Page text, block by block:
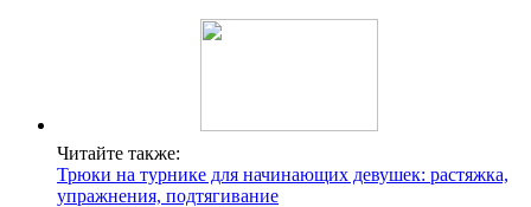
Читайте также:
Трюки на турнике для начинающих девушек: растяжка,
упражнения, подтягивание